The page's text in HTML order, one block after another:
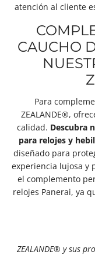
atención al cliente
CAUCHO
Para
ZEALANDE®,
calidad. Descubra
para relojes y
diseñado para
experiencia lujosa y
el complemento
relojes Panerai, ya
ZEALANDE® y sus